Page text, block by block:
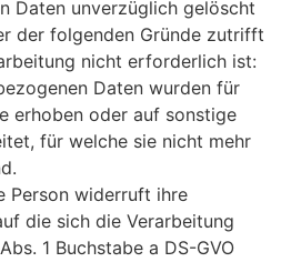
Daten unverzüglich gelöscht
der folgenden Gründe zutrifft
nicht erforderlich ist:
Daten wurden für
erhoben oder auf sonstige
für welche sie nicht mehr
Person widerruft ihre
die sich die Verarbeitung
1 Buchstabe a DS-GVO